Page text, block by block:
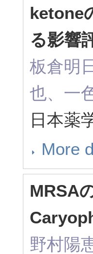
ketone
る影響
板倉明
也、一
日本薬
More
MRSA
野村陽